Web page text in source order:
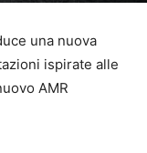
una nuova
ispirate alle
AMR